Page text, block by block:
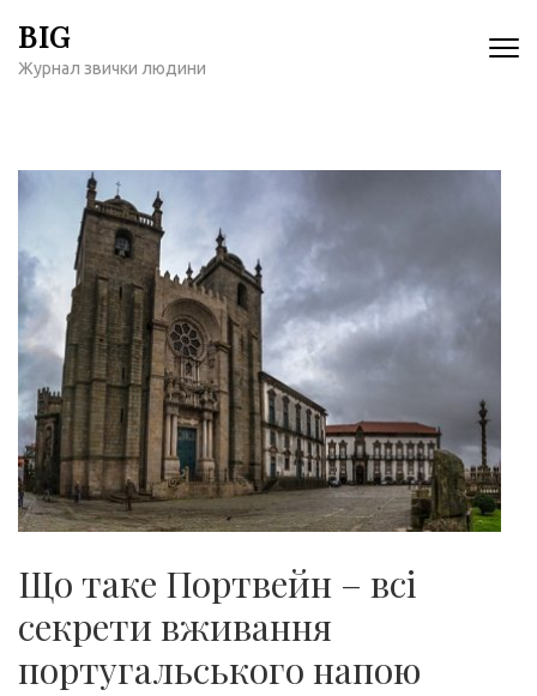
содержимому
BIG
Журнал звички людини
Що таке Портвейн – всі
секрети вживання
португальського напою